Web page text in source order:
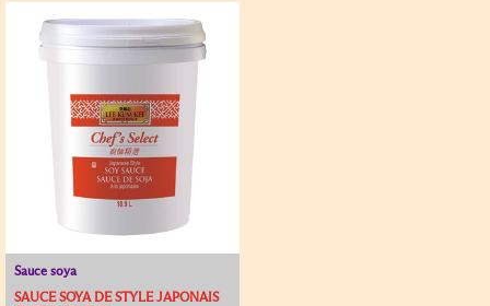
Sauce soya
SAUCE SOYA DE STYLE JAPONAIS